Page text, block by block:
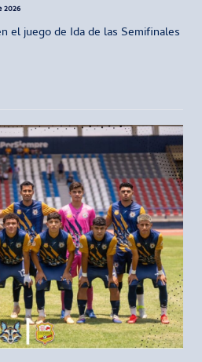
2026
el juego de Ida de las Semifinales